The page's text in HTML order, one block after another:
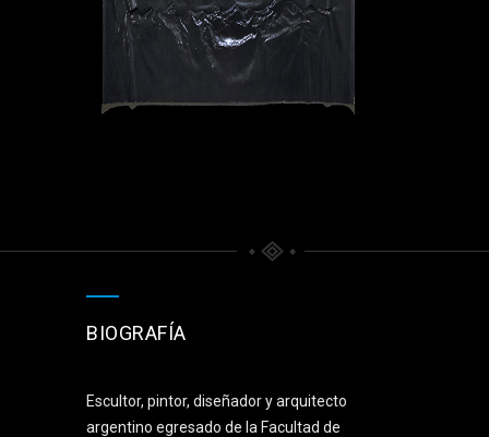
BIOGRAFÍA
Escultor, pintor, diseñador y arquitecto
argentino egresado de la Facultad de